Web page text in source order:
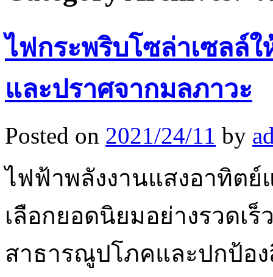
ไฟกระพริบโซล่าเซลล์
และปราศจากมลภาวะ
Posted on 2021/24/11 by
ไฟฟ้าพลังงานแสงอาทิตย์
เลือกยอดนิยมอย่างรวดเ
สาธารณูปโภคและปกป้อ